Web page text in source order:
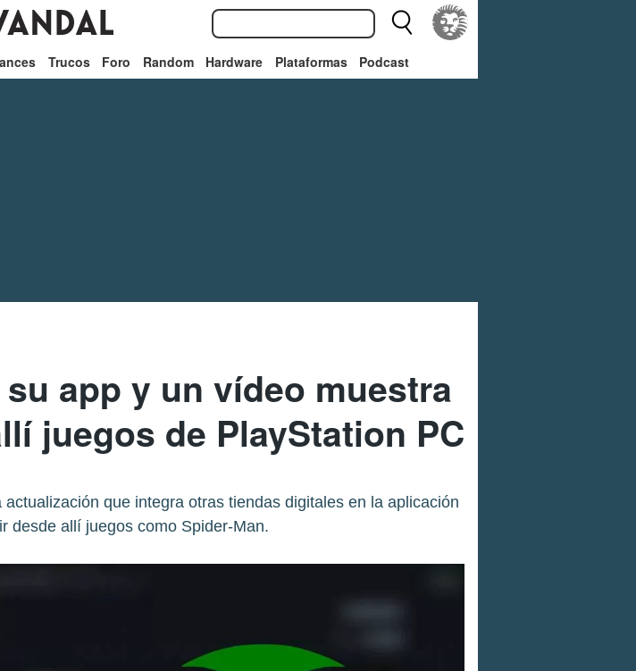
Trucos Foro Random Hardware Plataformas Podcast
app y un vídeo muestra
juegos de PlayStation PC
que integra otras tiendas digitales en la aplicación
desde allí juegos como Spider-Man.